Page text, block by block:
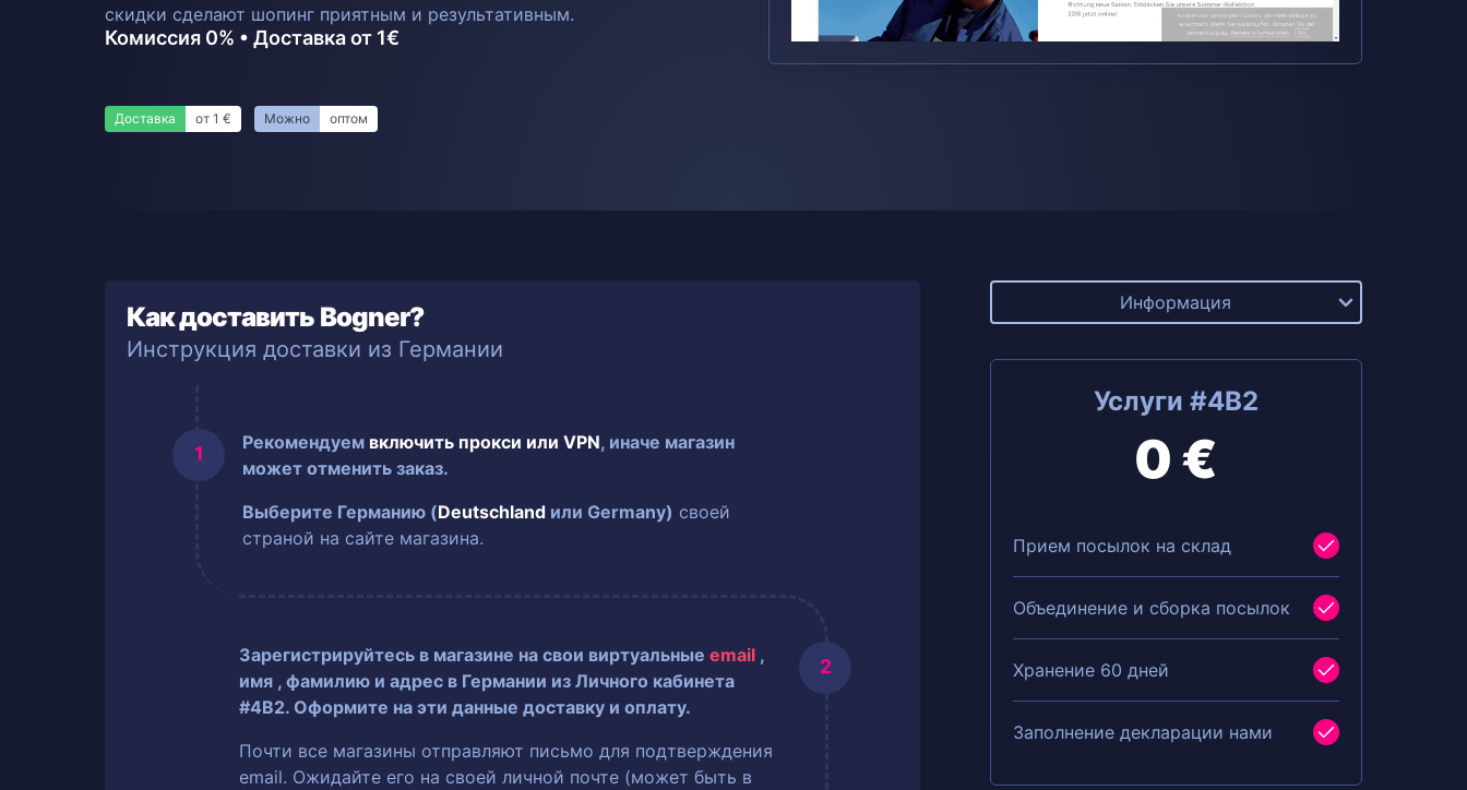
скидки сделают шопинг приятным и результативным.
Комиссия 0% • Доставка от 1€
Доставка от 1 € Можно оптом
Как доставить Bogner?
Инструкция доставки из Германии
Рекомендуем включить прокси или VPN, иначе магазин
может отменить заказ.
Выберите Германию (Deutschland или Germany) своей
страной на сайте магазина.
Зарегистрируйтесь в магазине на свои виртуальныеemail ,
имя , фамилию и адрес в Германии из Личного кабинета
#4B2. Оформите на эти данные доставку и оплату.
Почти все магазины отправляют письмо для подтверждения
email. Ожидайте его на своей личной почте (может быть в
Информация
Услуги #4B2
0 €
Прием посылок на склад
Объединение и сборка посылок
Хранение 60 дней
Заполнение декларации нами